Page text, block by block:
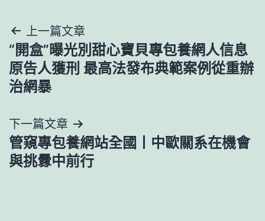
文
章
導
覽
上一篇文章
“開盒”曝光別甜心寶貝專包養網人信息
原告人獲刑 最高法發布典範案例從重辦
治網暴
下一篇文章
管窺專包養網站全國丨中歐關系在機會
與挑釁中前行